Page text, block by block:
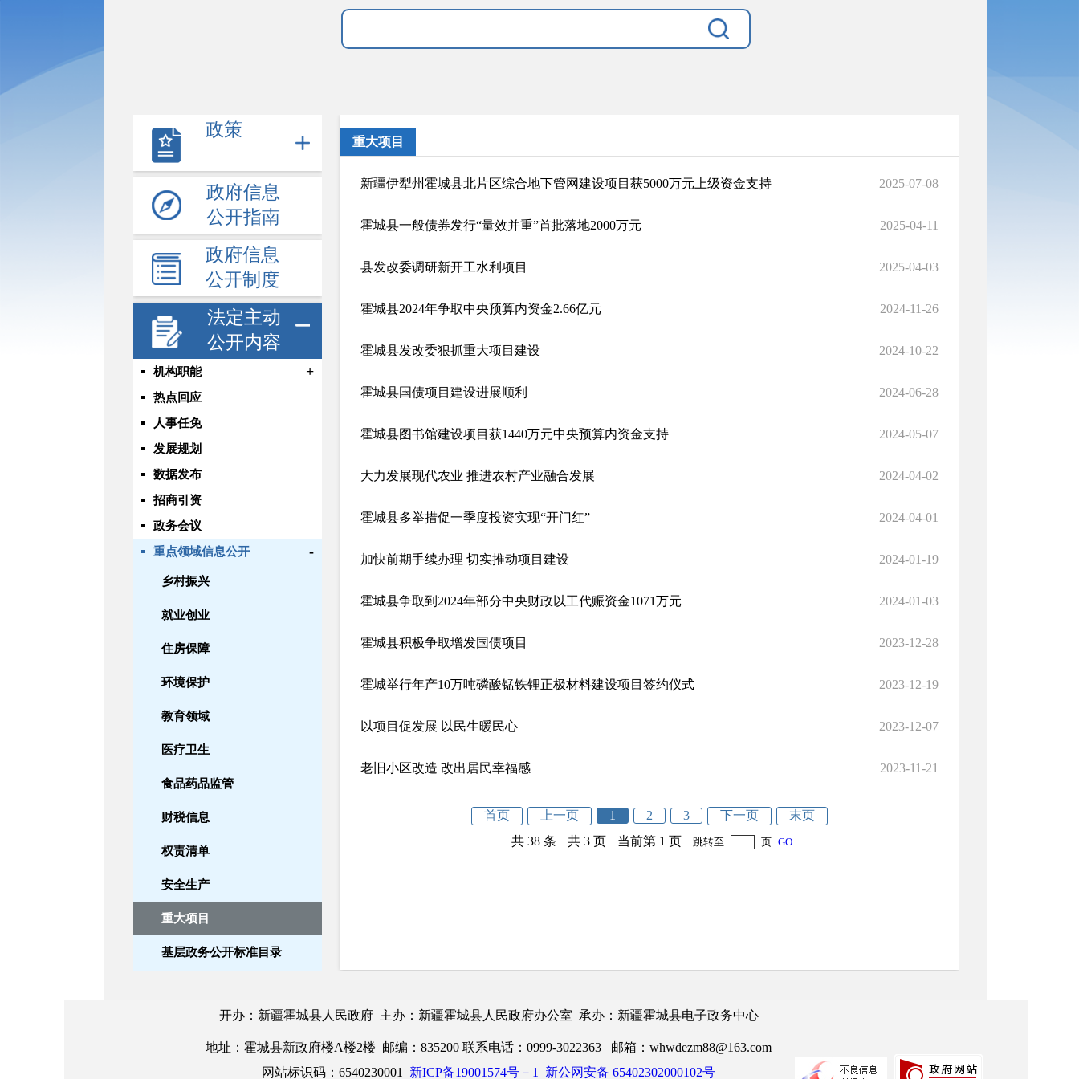
政策
政府信息
公开指南
政府信息
公开制度
法定主动
公开内容
机构职能 +
热点回应
人事任免
发展规划
数据发布
招商引资
政务会议
重点领域信息公开
-
乡村振兴
就业创业
住房保障
环境保护
教育领域
医疗卫生
食品药品监管
财税信息
权责清单
安全生产
重大项目
基层政务公开标准目录
养老服务
重大项目
新疆伊犁州霍城县北片区综合地下管网建设项目获5000万元上级资金支持 2025-07-08
霍城县一般债券发行“量效并重”首批落地2000万元 2025-04-11
县发改委调研新开工水利项目 2025-04-03
霍城县2024年争取中央预算内资金2.66亿元 2024-11-26
霍城县发改委狠抓重大项目建设 2024-10-22
霍城县国债项目建设进展顺利 2024-06-28
霍城县图书馆建设项目获1440万元中央预算内资金支持 2024-05-07
大力发展现代农业 推进农村产业融合发展 2024-04-02
霍城县多举措促一季度投资实现“开门红” 2024-04-01
加快前期手续办理 切实推动项目建设 2024-01-19
霍城县争取到2024年部分中央财政以工代赈资金1071万元 2024-01-03
霍城县积极争取增发国债项目 2023-12-28
霍城举行年产10万吨磷酸锰铁锂正极材料建设项目签约仪式 2023-12-19
以项目促发展 以民生暖民心 2023-12-07
老旧小区改造 改出居民幸福感 2023-11-21
首页 上一页 1 2 3 下一页
末页
共 38 条
共 3 页 当前第 1 页 跳转至 页 GO
开办：新疆霍城县人民政府 主办：新疆霍城县人民政府办公室 承办：新疆霍城县电子政务中心
地址：霍城县新政府楼A楼2楼 邮编：835200 联系电话：0999-3022363 邮箱：whwdezm88@163.com
网站标识码：6540230001 新ICP备19001574号－1 新公网安备 65402302000102号